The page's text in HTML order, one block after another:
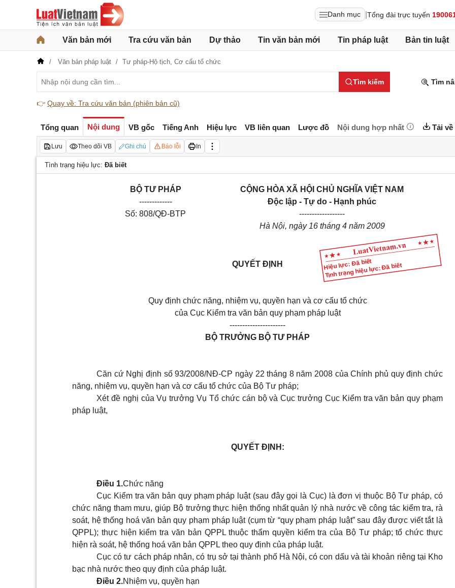
Danh mục Tổng đài trực tuyến
Văn bản mới Tra cứu văn bản Dự thảo Tin văn bản mới Tin pháp luật Bản tin luật
Văn bản pháp luật Tư pháp-Hộ tịch, Cơ cấu tổ chức
Tìm kiếm Tìm
👉 Quay về: Tra cứu văn bản (phiên bản cũ)
Tổng quan Nội dung VB gốc Tiếng Anh Hiệu lực VB liên quan Lược đồ Nội dung hợp nhất Tải về
Lưu Theo dõi VB Ghi chú Báo lỗi In
Tình trạng hiệu lực: Đã biết
Hiệu lực: Đã biết
Tình trạng hiệu lực: Đã biết
BỘ TƯ PHÁP
-------------
Số: 808/QĐ-BTP
CỘNG HÒA XÃ HỘI CHỦ NGHĨA VIỆT NAM
Độc lập - Tự do - Hạnh phúc
------------------
Hà Nội, ngày 16 tháng 4 năm 2009
QUYẾT ĐỊNH
Quy định chức năng, nhiệm vụ, quyền hạn và cơ cấu tổ chức
của Cục Kiểm tra văn bản quy phạm pháp luật
----------------------
BỘ TRƯỞNG BỘ TƯ PHÁP
Căn cứ Nghị định số 93/2008/NĐ-CP ngày 22 tháng 8 năm 2008 của Chính phủ quy định chức
năng, nhiệm vụ, quyền hạn và cơ cấu tổ chức của Bộ Tư pháp;
Xét đề nghị của Vụ trưởng Vụ Tổ chức cán bộ và Cục trưởng Cục Kiểm tra văn bản quy phạm
pháp luật,
QUYẾT ĐỊNH:
Điều 1.Chức năng
Cục Kiểm tra văn bản quy phạm pháp luật (sau đây gọi là Cục) là đơn vị thuộc Bộ Tư pháp, có
chức năng tham mưu, giúp Bộ trưởng thực hiện thống nhất quản lý nhà nước về công tác kiểm tra, rà
soát, hệ thống hoá văn bản quy phạm pháp luật (cụm từ “quy phạm pháp luật” sau đây được viết tắt là
QPPL); thực hiện kiểm tra văn bản QPPL thuộc thẩm quyền kiểm tra của Bộ Tư pháp; tổ chức thực
hiện rà soát, hệ thống hoá văn bản QPPL theo quy định của pháp luật.
Cục có tư cách pháp nhân, có trụ sở tại thành phố Hà Nội, có con dấu và tài khoản riêng tại Kho
bạc nhà nước theo quy định của pháp luật.
Điều 2.Nhiệm vụ, quyền hạn